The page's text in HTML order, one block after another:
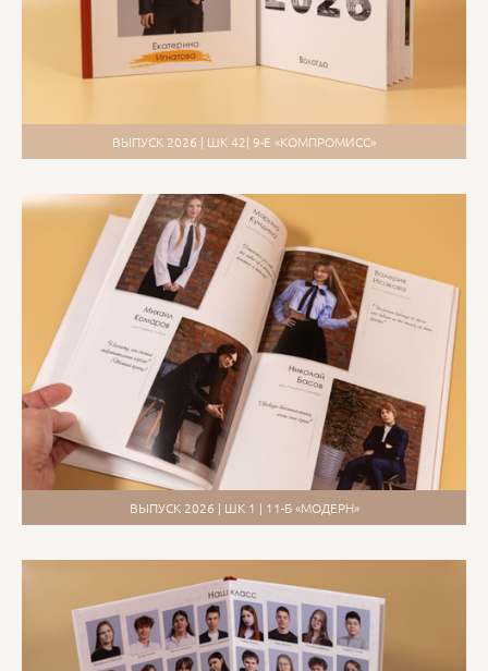
ВЫПУСК 2026 | ШК 42| 9-Е «КОМПРОМИСС»
ВЫПУСК 2026 | ШК 1 | 11-Б «МОДЕРН»